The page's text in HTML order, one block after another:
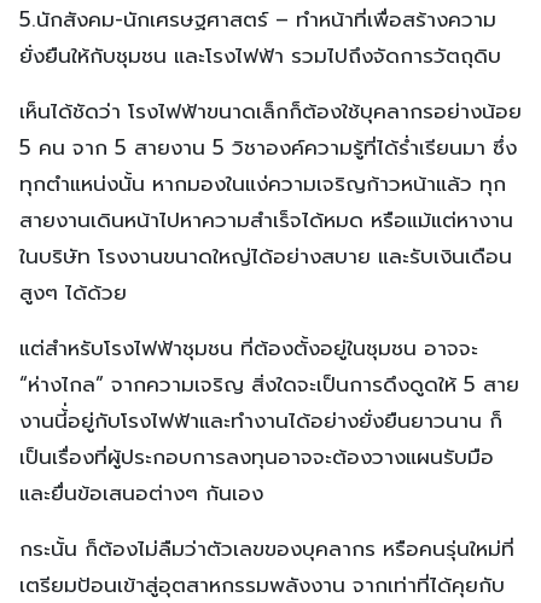
5.นักสังคม-นักเศรษฐศาสตร์ – ทำหน้าที่เพื่อสร้างความ
ยั่งยืนให้กับชุมชน และโรงไฟฟ้า รวมไปถึงจัดการวัตถุดิบ
เห็นได้ชัดว่า โรงไฟฟ้าขนาดเล็กก็ต้องใช้บุคลากรอย่างน้อย
5 คน จาก 5 สายงาน 5 วิชาองค์ความรู้ที่ได้ร่ำเรียนมา ซึ่ง
ทุกตำแหน่งนั้น หากมองในแง่ความเจริญก้าวหน้าแล้ว ทุก
สายงานเดินหน้าไปหาความสำเร็จได้หมด หรือแม้แต่หางาน
ในบริษัท โรงงานขนาดใหญ่ได้อย่างสบาย และรับเงินเดือน
สูงๆ ได้ด้วย
แต่สำหรับโรงไฟฟ้าชุมชน ที่ต้องตั้งอยู่ในชุมชน อาจจะ
“ห่างไกล” จากความเจริญ สิ่งใดจะเป็นการดึงดูดให้ 5 สาย
งานนี้่อยู่กับโรงไฟฟ้าและทำงานได้อย่างยั่งยืนยาวนาน ก็
เป็นเรื่องที่ผู้ประกอบการลงทุนอาจจะต้องวางแผนรับมือ
และยื่นข้อเสนอต่างๆ กันเอง
กระนั้น ก็ต้องไม่ลืมว่าตัวเลขของบุคลากร หรือคนรุ่นใหม่ที่
เตรียมป้อนเข้าสู่อุตสาหกรรมพลังงาน จากเท่าที่ได้คุยกับ